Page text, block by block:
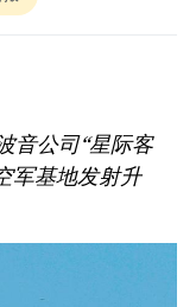
音公司“星际客
军基地发射升